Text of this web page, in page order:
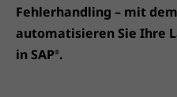
Fehlerhandling – mit
automatisieren Sie Ihre
in SAP®.